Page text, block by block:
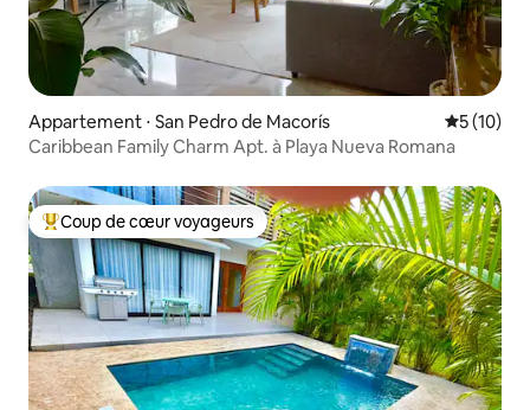
Appartement ⋅ San Pedro de Macorís
5 (10)
Caribbean Family Charm Apt. à Playa Nueva Romana
Coups de cœur voyageurs les plus appréciés
Coup de cœur voyageurs